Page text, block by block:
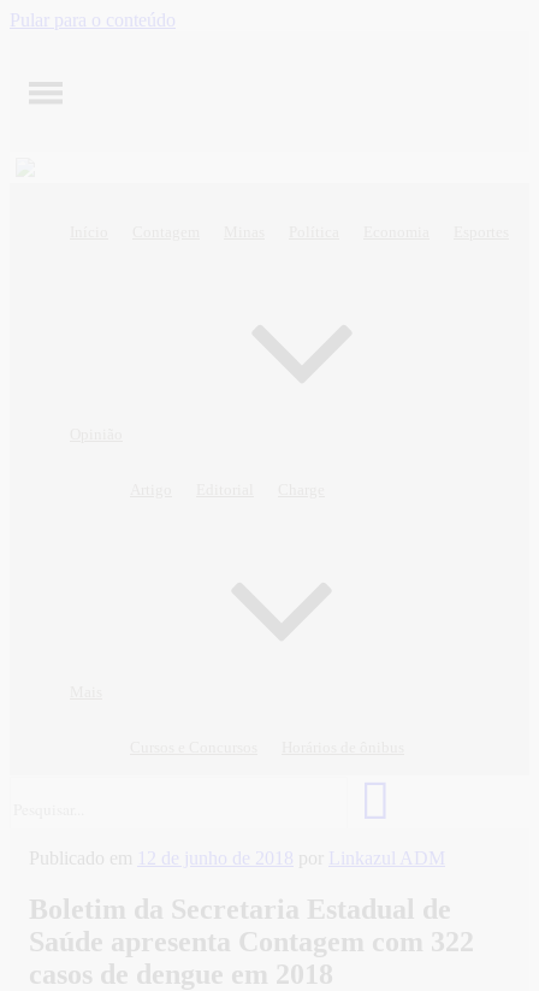
Pular para o conteúdo
Publicado em 12 de junho de 2018 por Linkazul ADM
Boletim da Secretaria Estadual de
Saúde apresenta Contagem com 322
casos de dengue em 2018